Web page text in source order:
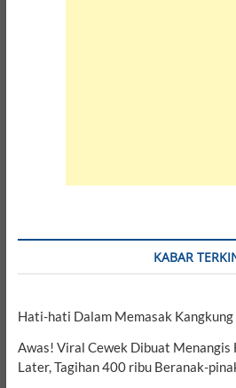
KABAR
Hati-hati Dalam Memasak Kangkung
Awas! Viral Cewek Dibuat Menangis
Later, Tagihan 400 ribu Beranak-